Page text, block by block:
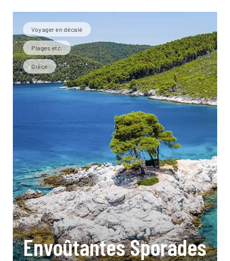
Voyager en décalé
Plages etc.
Grèce
Envoûtantes Sporades